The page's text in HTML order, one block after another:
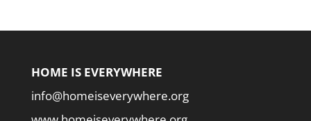
HOME IS EVERYWHERE
info@homeiseverywhere.org